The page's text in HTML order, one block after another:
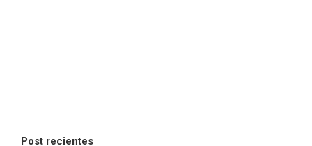
Post recientes